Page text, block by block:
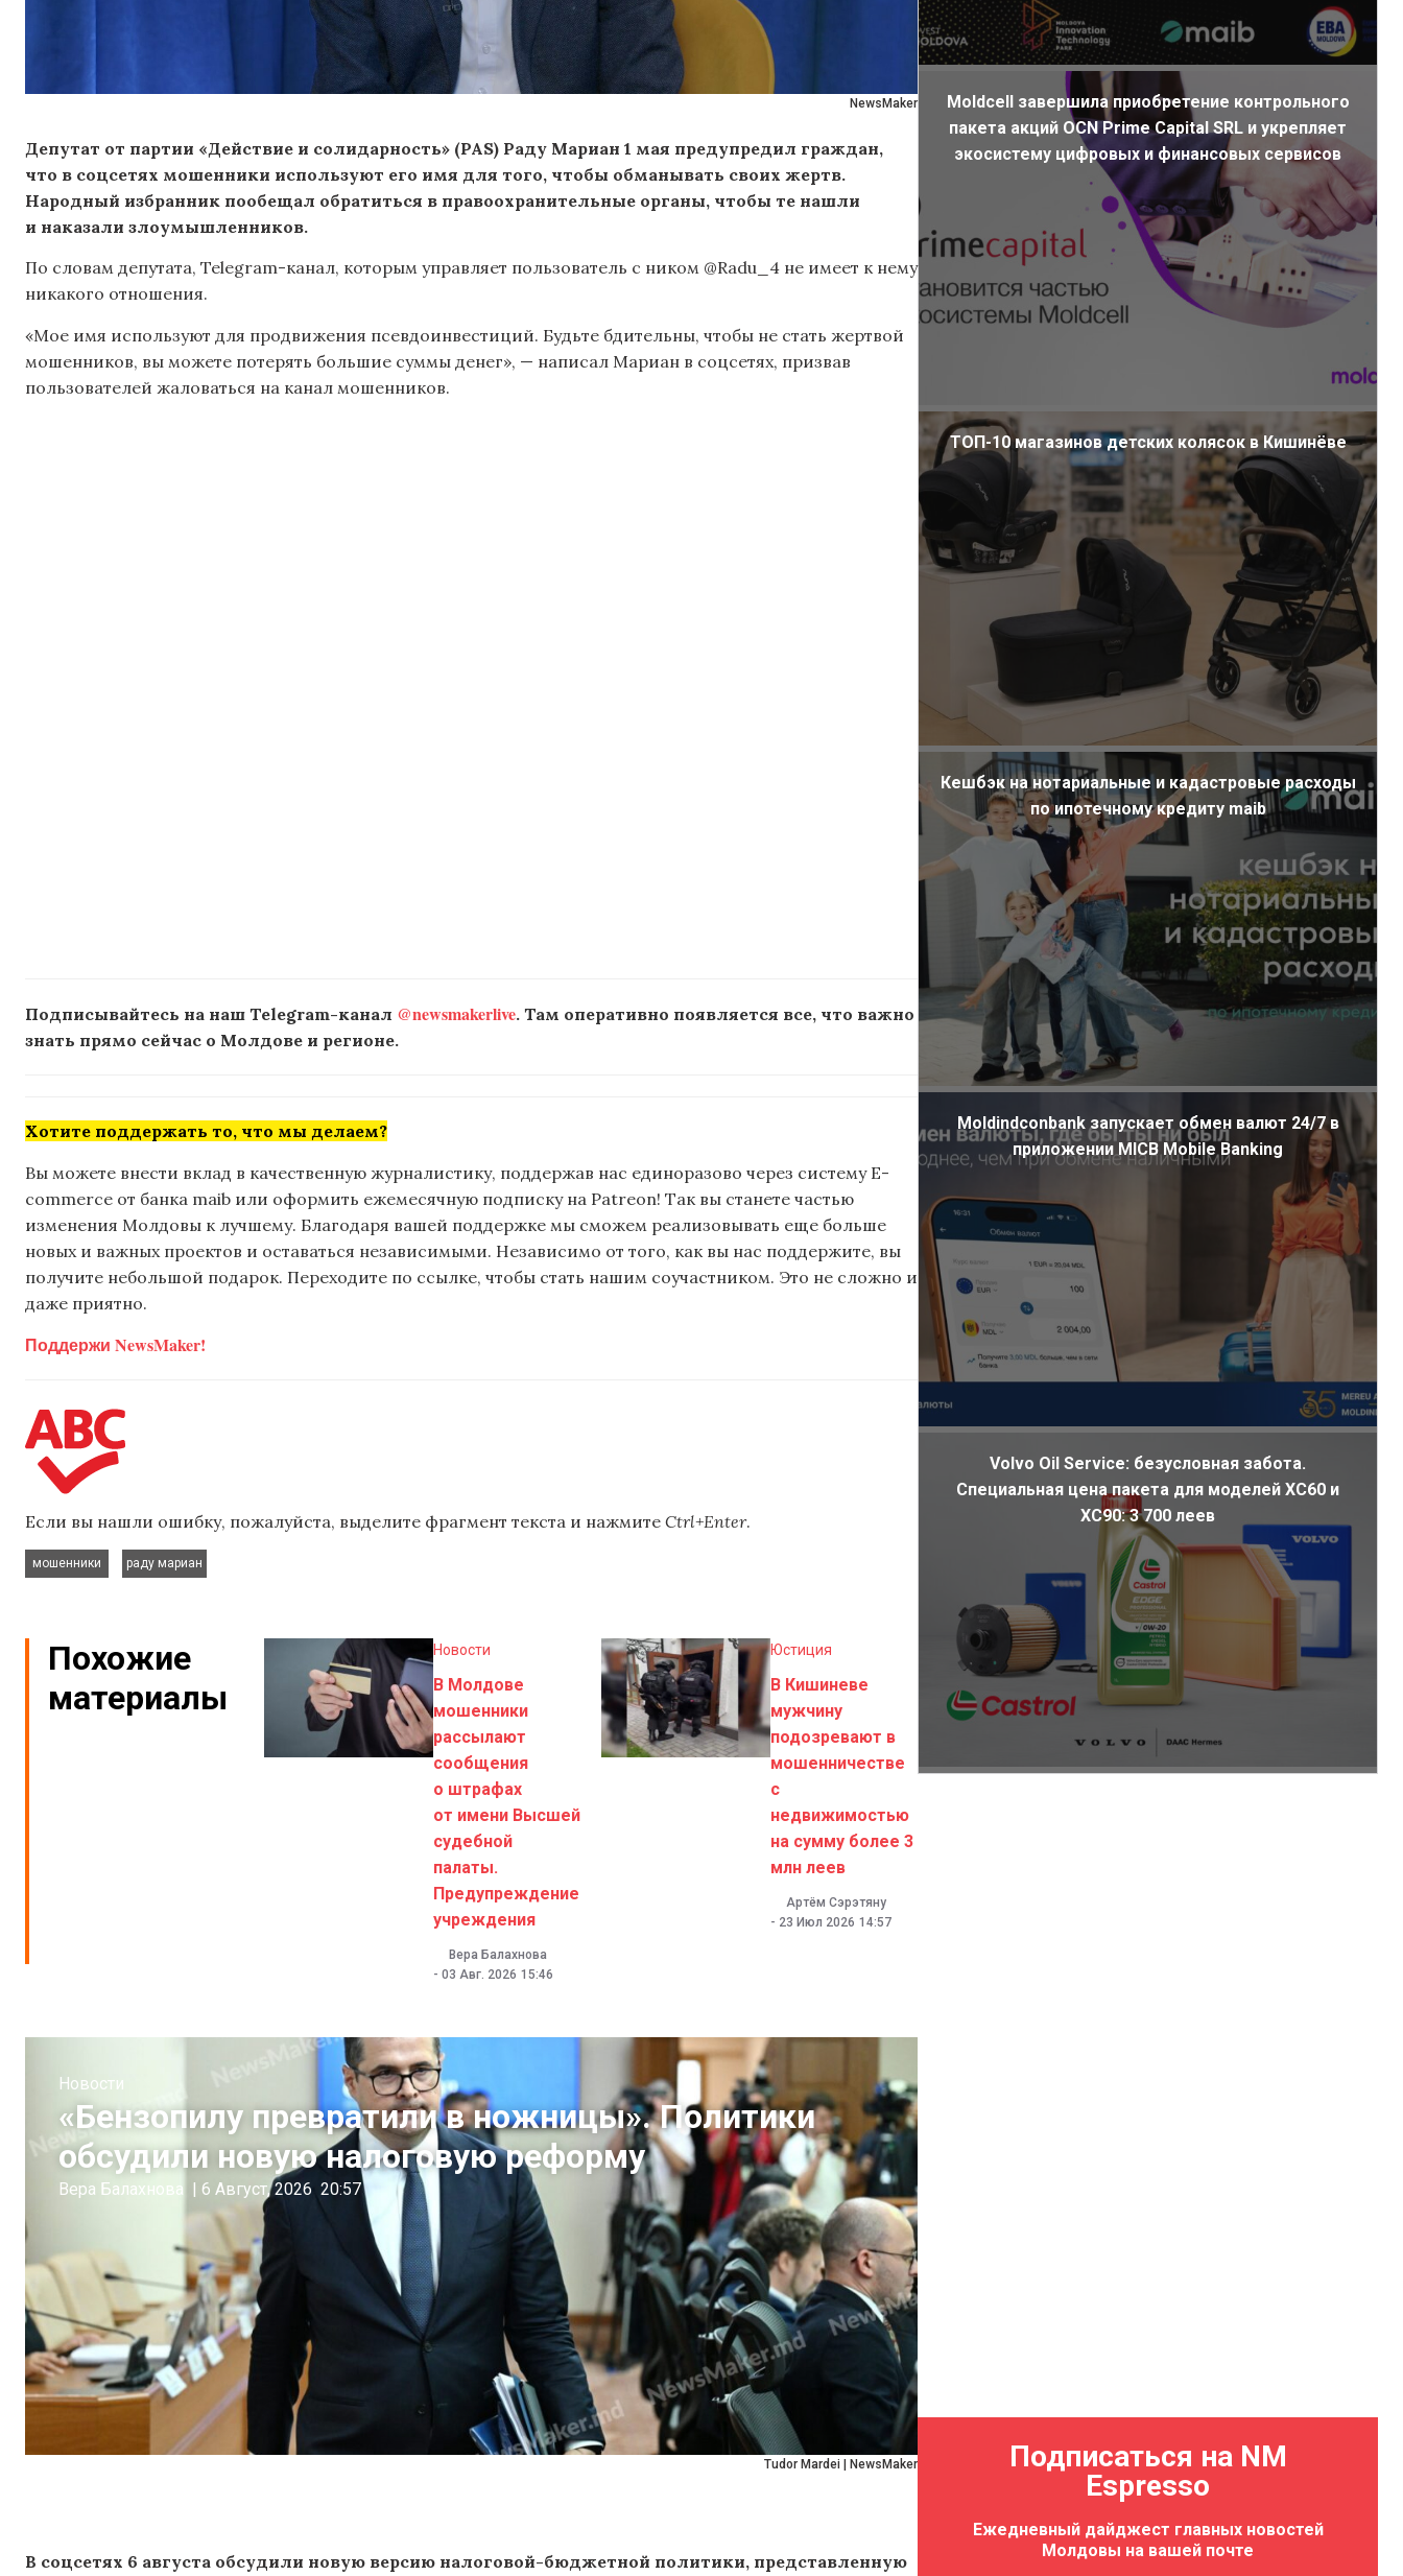
NewsMaker
Депутат от партии «Действие и солидарность» (PAS) Раду Мариан 1 мая предупредил граждан,
что в соцсетях мошенники используют его имя для того, чтобы обманывать своих жертв.
Народный избранник пообещал обратиться в правоохранительные органы, чтобы те нашли
и наказали злоумышленников.
По словам депутата, Telegram-канал, которым управляет пользователь с ником @Radu_4 не имеет к нему
никакого отношения.
«Мое имя используют для продвижения псевдоинвестиций. Будьте бдительны, чтобы не стать жертвой
мошенников, вы можете потерять большие суммы денег», — написал Мариан в соцсетях, призвав
пользователей жаловаться на канал мошенников.
Подписывайтесь на наш Telegram-канал @newsmakerlive. Там оперативно появляется все, что важно
знать прямо сейчас о Молдове и регионе.
Хотите поддержать то, что мы делаем?
Вы можете внести вклад в качественную журналистику, поддержав нас единоразово через систему E-
commerce от банка maib или оформить ежемесячную подписку на Patreon! Так вы станете частью
изменения Молдовы к лучшему. Благодаря вашей поддержке мы сможем реализовывать еще больше
новых и важных проектов и оставаться независимыми. Независимо от того, как вы нас поддержите, вы
получите небольшой подарок. Переходите по ссылке, чтобы стать нашим соучастником. Это не сложно и
даже приятно.
Поддержи NewsMaker!
Если вы нашли ошибку, пожалуйста, выделите фрагмент текста и нажмите Ctrl+Enter.
мошенники
раду мариан
Похожие
материалы
Новости
В Молдове
мошенники
рассылают
сообщения
о штрафах
от имени Высшей
судебной
палаты.
Предупреждение
учреждения
Вера Балахнова
- 03 Авг. 2026 15:46
Юстиция
В Кишиневе
мужчину
подозревают в
мошенничестве
с
недвижимостью
на сумму более 3
млн леев
Артём Сэрэтяну
- 23 Июл 2026 14:57
Tudor Mardei | NewsMaker
Новости
«Бензопилу превратили в ножницы». Политики
обсудили новую налоговую реформу
Вера Балахнова 6 Август, 2026 20:57
В соцсетях 6 августа обсудили новую версию налоговой-бюджетной политики, представленную
Moldcell завершила приобретение контрольного
пакета акций OCN Prime Capital SRL и укрепляет
экосистему цифровых и финансовых сервисов
ТОП-10 магазинов детских колясок в Кишинёве
Кешбэк на нотариальные и кадастровые расходы
по ипотечному кредиту maib
Moldindconbank запускает обмен валют 24/7 в
приложении MICB Mobile Banking
Volvo Oil Service: безусловная забота.
Специальная цена пакета для моделей XC60 и
XC90: 3 700 леев
Подписаться на NM
Espresso
Ежедневный дайджест главных новостей
Молдовы на вашей почте